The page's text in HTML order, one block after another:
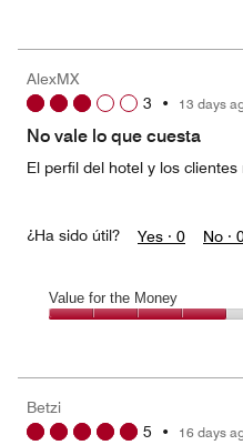
5
out
AlexMX
3 • 13 days
No vale lo que cuesta
El perfil del hotel y los
¿Ha sido útil? Yes · 0 No ·
Value for the Money
4
out
Betzi
5 • 16 days